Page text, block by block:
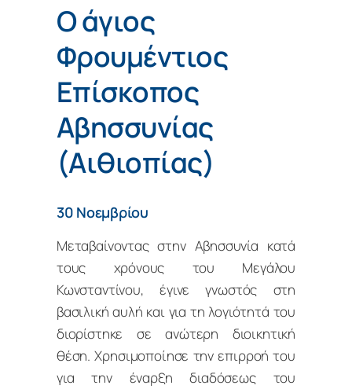
Ο άγιος
Φρουμέντιος
Επίσκοπος
Αβησσυνίας
(Αιθιοπίας)
30 Νοεμβρίου
Μεταβαίνοντας στην Αβησσυνία κατά
τους χρόνους του Μεγάλου
Κωνσταντίνου, έγινε γνωστός στη
βασιλική αυλή και για τη λογιότητά του
διορίστηκε σε ανώτερη διοικητική
θέση. Χρησιμοποίησε την επιρροή του
για την έναρξη διαδόσεως του